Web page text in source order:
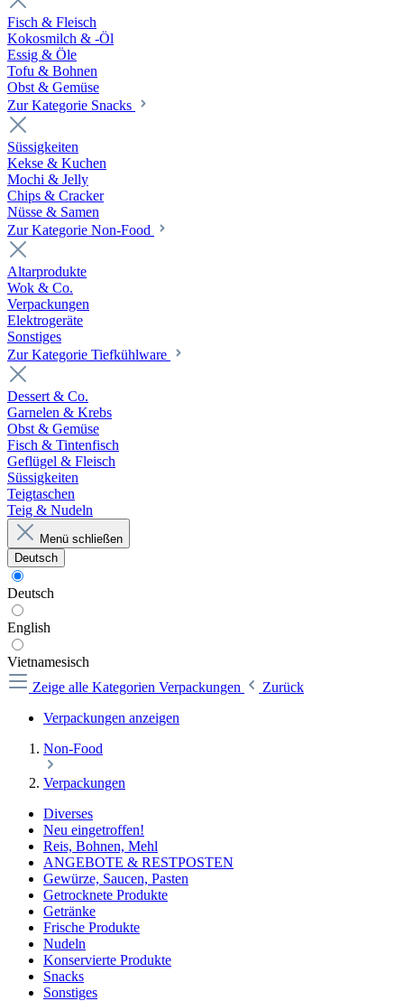
Fisch & Fleisch
Kokosmilch & -Öl
Essig & Öle
Tofu & Bohnen
Obst & Gemüse
Zur Kategorie Snacks
Süssigkeiten
Kekse & Kuchen
Mochi & Jelly
Chips & Cracker
Nüsse & Samen
Zur Kategorie Non-Food
Altarprodukte
Wok & Co.
Verpackungen
Elektrogeräte
Sonstiges
Zur Kategorie Tiefkühlware
Dessert & Co.
Garnelen & Krebs
Obst & Gemüse
Fisch & Tintenfisch
Geflügel & Fleisch
Süssigkeiten
Teigtaschen
Teig & Nudeln
Menü schließen
Deutsch
Deutsch
English
Vietnamesisch
Zeige alle Kategorien Verpackungen
Zurück
Verpackungen anzeigen
Non-Food
Verpackungen
Diverses
Neu eingetroffen!
Reis, Bohnen, Mehl
ANGEBOTE & RESTPOSTEN
Gewürze, Saucen, Pasten
Getrocknete Produkte
Getränke
Frische Produkte
Nudeln
Konservierte Produkte
Snacks
Sonstiges